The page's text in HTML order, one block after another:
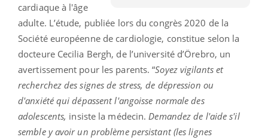
cardiaque à l'âge
adulte. L’étude, publiée lors du congrès 2020 de la
Société européenne de cardiologie, constitue selon la
docteure Cecilia Bergh, de l’université d’Örebro, un
avertissement pour les parents. “Soyez vigilants et
recherchez des signes de stress, de dépression ou
d'anxiété qui dépassent l'angoisse normale des
adolescents, insiste la médecin. Demandez de l'aide s'il
semble y avoir un problème persistant (les lignes